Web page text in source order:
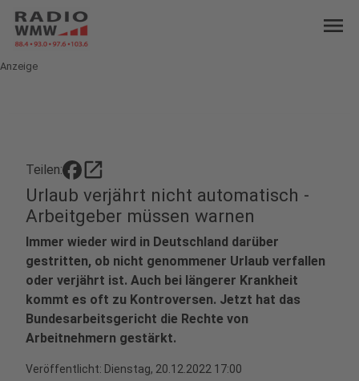
menu
Anzeige
Teilen: open_in_new
Urlaub verjährt nicht automatisch -
Arbeitgeber müssen warnen
Immer wieder wird in Deutschland darüber
gestritten, ob nicht genommener Urlaub verfallen
oder verjährt ist. Auch bei längerer Krankheit
kommt es oft zu Kontroversen. Jetzt hat das
Bundesarbeitsgericht die Rechte von
Arbeitnehmern gestärkt.
Veröffentlicht: Dienstag, 20.12.2022 17:00